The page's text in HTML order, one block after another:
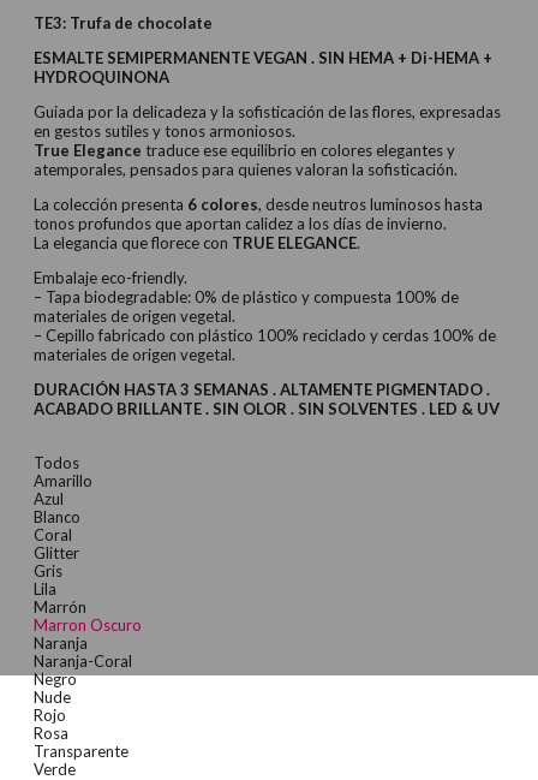
original
era:
10,39 €.
actual
es:
TE3: Trufa de chocolate
ESMALTE SEMIPERMANENTE VEGAN . SIN HEMA + Di-HEMA +
HYDROQUINONA
Guiada por la delicadeza y la sofisticación de las flores, expresadas
en gestos sutiles y tonos armoniosos.
True Elegance traduce ese equilibrio en colores elegantes y
atemporales, pensados para quienes valoran la sofisticación.
La colección presenta 6 colores, desde neutros luminosos hasta
tonos profundos que aportan calidez a los días de invierno.
La elegancia que florece con TRUE ELEGANCE.
Embalaje eco-friendly.
– Tapa biodegradable: 0% de plástico y compuesta 100% de
materiales de origen vegetal.
– Cepillo fabricado con plástico 100% reciclado y cerdas 100% de
materiales de origen vegetal.
DURACIÓN HASTA 3 SEMANAS . ALTAMENTE PIGMENTADO .
ACABADO BRILLANTE . SIN OLOR . SIN SOLVENTES . LED & UV
Todos
Amarillo
Azul
Blanco
Coral
Glitter
Gris
Lila
Marrón
Marron Oscuro
Naranja
Naranja-Coral
Negro
Nude
Rojo
Rosa
Transparente
Verde